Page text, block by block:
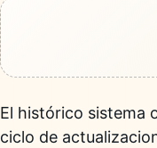
El histórico sistema
ciclo de